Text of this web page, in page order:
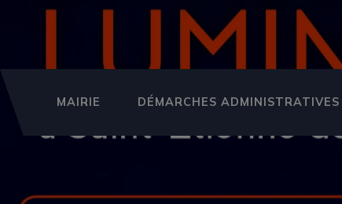
MAIRIE DÉMARCHES ADMINISTRATIVES